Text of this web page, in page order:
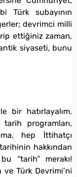
Türk subayının
devrimci milli
ettiğiniz zaman,
siyaseti, bunu
bir hatırlayalım.
programları,
hep İttihatçı
hakkından
“tarih” merakı!
Türk Devrimi’ni